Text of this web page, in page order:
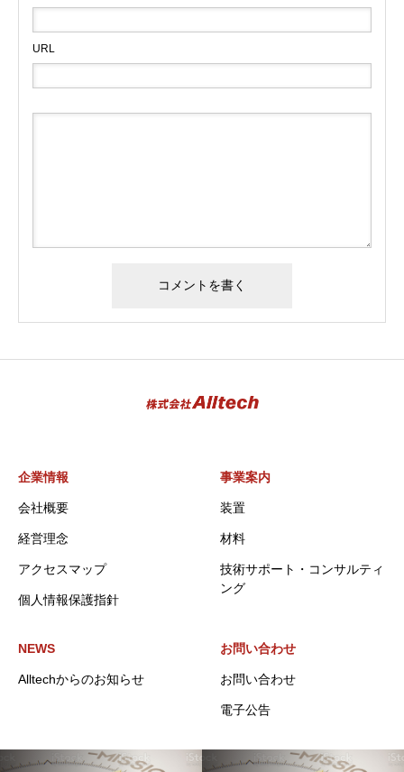
URL
企業情報
会社概要
経営理念
アクセスマップ
個人情報保護指針
事業案内
装置
材料
技術サポート・コンサルティ
ング
NEWS
Alltechからのお知らせ
お問い合わせ
お問い合わせ
電子公告